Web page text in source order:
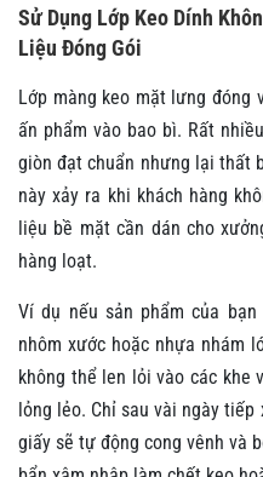
Sử Dụng Lớp Keo Dính
Liệu Đóng Gói
Lớp màng keo mặt lưng
ấn phẩm vào bao bì. Rất
giòn đạt chuẩn nhưng lại thất
này xảy ra khi khách hàng
liệu bề mặt cần dán cho
hàng loạt.
Ví dụ nếu sản phẩm của
nhôm xước hoặc nhựa nhám
không thể len lỏi vào các khe
lỏng lẻo. Chỉ sau vài ngày
giấy sẽ tự động cong vênh và